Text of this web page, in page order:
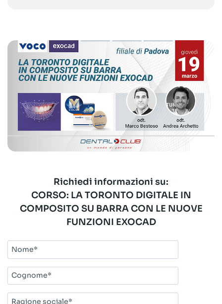
Richiedi informazioni su:
CORSO: LA TORONTO DIGITALE IN
COMPOSITO SU BARRA CON LE NUOVE
FUNZIONI EXOCAD
Nome*
Cognome*
Ragione